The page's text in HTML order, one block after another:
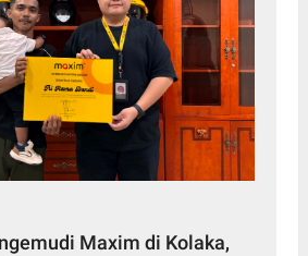
Maxim di Kolaka,